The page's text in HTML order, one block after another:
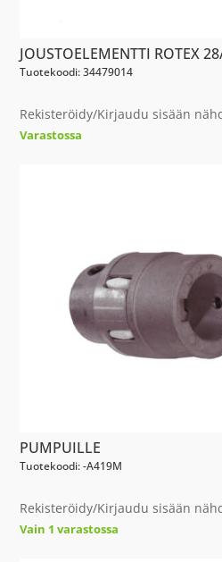
JOUSTOELEMENTTI ROTEX
Tuotekoodi: 34479014
Rekisteröidy/Kirjaudu sisään
Varastossa
PUMPUILLE
Tuotekoodi: -A419M
Rekisteröidy/Kirjaudu sisään
Vain 1 varastossa